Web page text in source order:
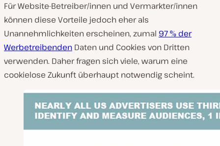
Für Website-Betreiber/innen und Vermarkter/innen
können diese Vorteile jedoch eher als
Unannehmlichkeiten erscheinen, zumal 97 % der
Werbetreibenden Daten und Cookies von Dritten
verwenden. Daher fragen sich viele, warum eine
cookielose Zukunft überhaupt notwendig scheint.